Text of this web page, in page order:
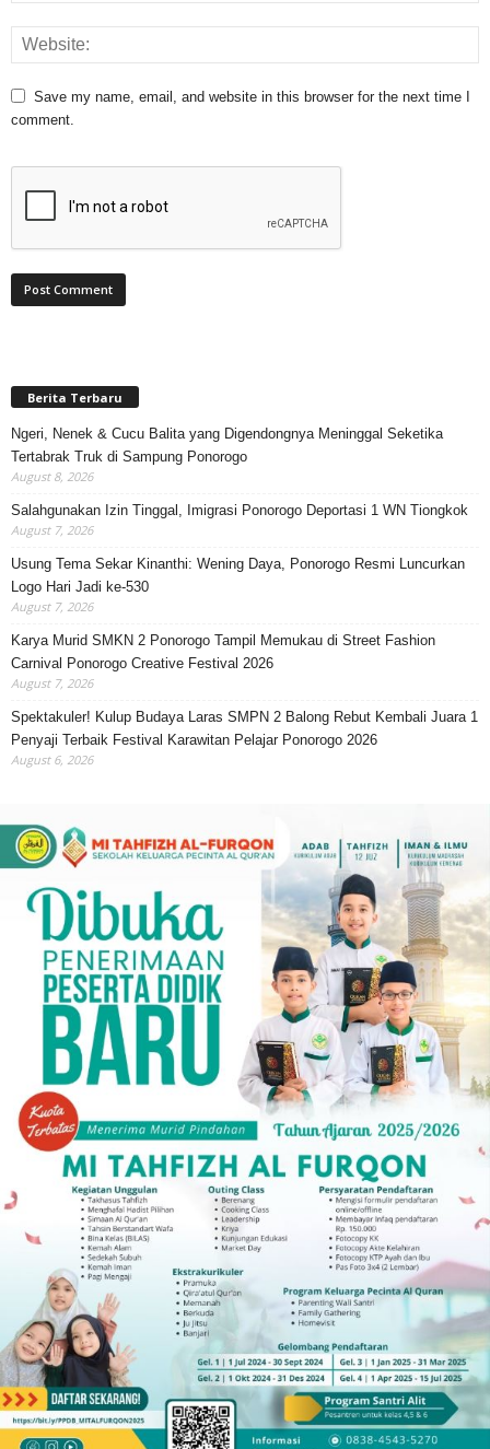
Save my name, email, and website in this browser for the next time I
comment.
Berita Terbaru
Ngeri, Nenek & Cucu Balita yang Digendongnya Meninggal Seketika
Tertabrak Truk di Sampung Ponorogo
August 8, 2026
Salahgunakan Izin Tinggal, Imigrasi Ponorogo Deportasi 1 WN Tiongkok
August 7, 2026
Usung Tema Sekar Kinanthi: Wening Daya, Ponorogo Resmi Luncurkan
Logo Hari Jadi ke-530
August 7, 2026
Karya Murid SMKN 2 Ponorogo Tampil Memukau di Street Fashion
Carnival Ponorogo Creative Festival 2026
August 7, 2026
Spektakuler! Kulup Budaya Laras SMPN 2 Balong Rebut Kembali Juara 1
Penyaji Terbaik Festival Karawitan Pelajar Ponorogo 2026
August 6, 2026